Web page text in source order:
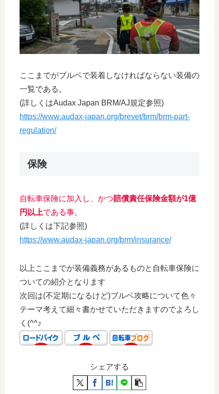
ここまでがブルベで装着しなければならない装備の
一覧である。
(詳しくはAudax Japan BRM/AJ規定参照)
https://www.audax-japan.org/brevet/brm/brm-part-
regulation/
保険
自転車保険に加入し、かつ賠償責任保険金額が1億
円以上である事。
(詳しくは下記参照)
https://www.audax-japan.org/brm/insurance/
以上ここまでが装備義務があるものと自転車保険に
ついての紹介となります
次回は(不定期になるけど)ブルベ攻略について色々
テーマ考えて細々書かせていただきますのでよろし
く(^^♪
シェアする